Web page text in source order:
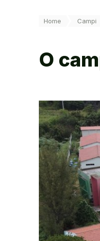
Você está aqui:
Home Campi
O